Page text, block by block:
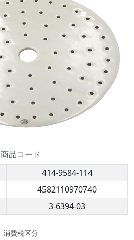
商品コード
414-9584-114
4582110970740
3-6394-03
消費税区分